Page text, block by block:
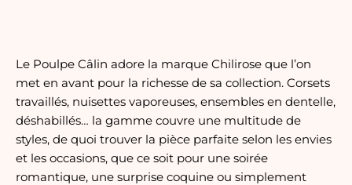
Le Poulpe Câlin adore la marque Chilirose que l’on
met en avant pour la richesse de sa collection. Corsets
travaillés, nuisettes vaporeuses, ensembles en dentelle,
déshabillés… la gamme couvre une multitude de
styles, de quoi trouver la pièce parfaite selon les envies
et les occasions, que ce soit pour une soirée
romantique, une surprise coquine ou simplement